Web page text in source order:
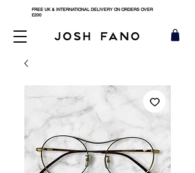
FREE UK & INTERNATIONAL DELIVERY ON ORDERS OVER
£200